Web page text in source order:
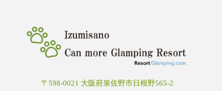
〒598-0021 大阪府泉佐野市日根野565-2